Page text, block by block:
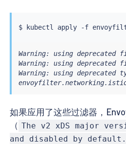
$ kubectl
Warning: using deprecated
Warning: using
Warning: using
如果应用了这些过滤器，
（ The v2 xDS major
and disabled by default.